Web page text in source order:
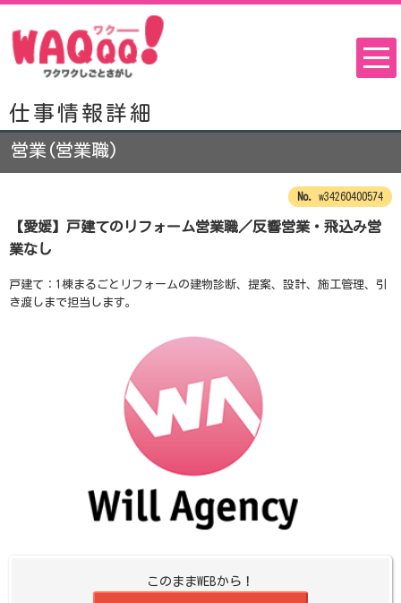
仕事情報詳細
営業(営業職)
w34260400574
【愛媛】戸建てのリフォーム営業職／反響営業・飛込み営
業なし
戸建て：1棟まるごとリフォームの建物診断、提案、設計、施工管理、引
き渡しまで担当します。
このままWEBから！